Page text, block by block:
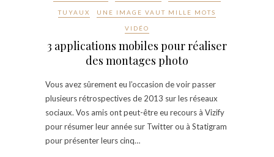
TUYAUX UNE IMAGE VAUT MILLE MOTS
VIDÉO
3 applications mobiles pour réaliser
des montages photo
Vous avez sûrement eu l’occasion de voir passer
plusieurs rétrospectives de 2013 sur les réseaux
sociaux. Vos amis ont peut-être eu recours à Vizify
pour résumer leur année sur Twitter ou à Statigram
pour présenter leurs cinq…